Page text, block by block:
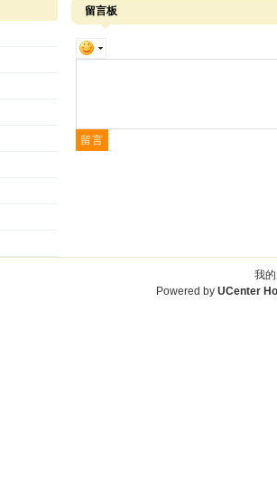
留言板
我
Powered by UCenter